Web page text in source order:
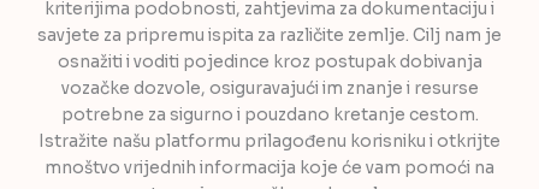
kriterijima podobnosti, zahtjevima za dokumentaciju i
savjete za pripremu ispita za različite zemlje. Cilj nam je
osnažiti i voditi pojedince kroz postupak dobivanja
vozačke dozvole, osiguravajući im znanje i resurse
potrebne za sigurno i pouzdano kretanje cestom.
Istražite našu platformu prilagođenu korisniku i otkrijte
mnoštvo vrijednih informacija koje će vam pomoći na